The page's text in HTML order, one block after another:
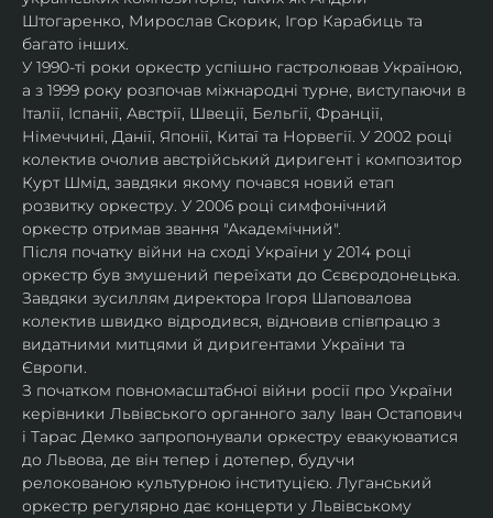
Штогаренко, Мирослав Скорик, Ігор Карабиць та
багато інших.
У 1990-ті роки оркестр успішно гастролював Україною,
а з 1999 року розпочав міжнародні турне, виступаючи в
Італії, Іспанії, Австрії, Швеції, Бельгії, Франції,
Німеччині, Данії, Японії, Китаї та Норвегії. У 2002 році
колектив очолив австрійський диригент і композитор
Курт Шмід, завдяки якому почався новий етап
розвитку оркестру. У 2006 році симфонічний
оркестр отримав звання "Академічний".
Після початку війни на сході України у 2014 році
оркестр був змушений переїхати до Сєвєродонецька.
Завдяки зусиллям директора Ігоря Шаповалова
колектив швидко відродився, відновив співпрацю з
видатними митцями й диригентами України та
Європи.
З початком повномасштабної війни росії про України
керівники Львівського органного залу Іван Остапович
і Тарас Демко запропонували оркестру евакуюватися
до Львова, де він тепер і дотепер, будучи
релокованою культурною інституцією. Луганський
оркестр регулярно дає концерти у Львівському